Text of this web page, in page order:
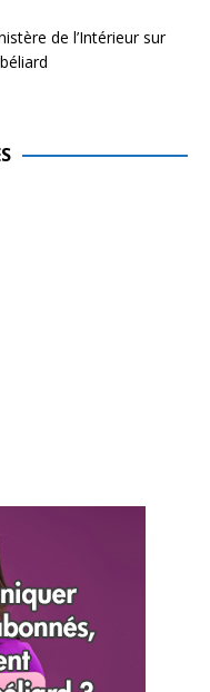
de l’Intérieur sur